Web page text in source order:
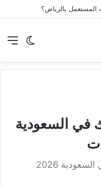
المستعمل بالرياض؟
الوضع
في السعودية
أفضل أسعار كفرات هانكوك في السعودية 2026